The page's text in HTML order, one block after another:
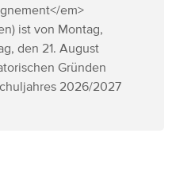
em>
ist von Montag,
den 21. August
Gründen
2026/2027